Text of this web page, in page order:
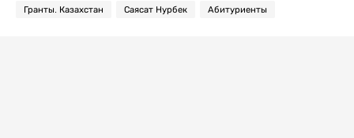
Гранты. Казахстан Саясат Нурбек Абитуриенты